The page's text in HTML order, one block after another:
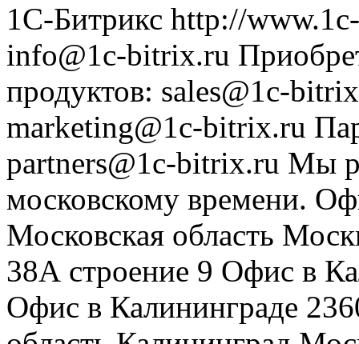
1С-Битрикс http://
info@1c-bitrix.ru
продуктов: sales@1c-
marketing@1c-bitrix.ru
partners@1c-bitrix.ru Мы
московскому времени.
Московская область
38А строение 9 Офис в
Офис в Калининграде